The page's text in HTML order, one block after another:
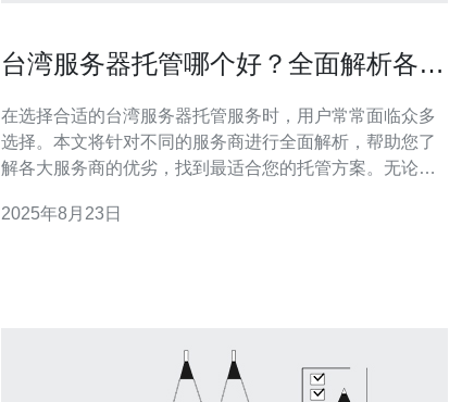
台湾服务器托管哪个好？全面解析各大
在选择合适的台湾服务器托管服务时，用户常常面临众多
选择。本文将针对不同的服务商进行全面解析，帮助您了
解各大服务商的优劣，找到最适合您的托管方案。无论是
出明智的决策。 台湾服务器托管有哪些主要服务商？ 在台
2025年8月23日